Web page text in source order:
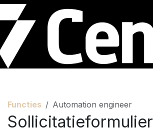
Overslaan naar inhoud
Functies Automation engineer
Sollicitatieformulier